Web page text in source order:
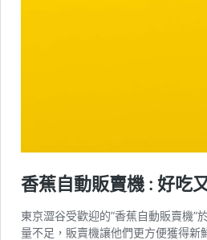
香蕉自動販賣機 : 好吃
東京澀谷受歡迎的”香蕉自動販賣機
量不足，販賣機讓他們更方便獲得新